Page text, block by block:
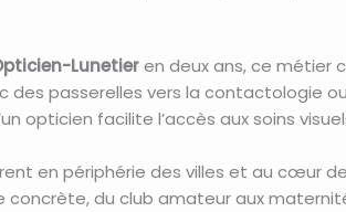
Lunetieren deux ans, ce métier
des passerelles vers la contactologie
opticien facilite l’accès aux soins
en périphérie des villes et au cœur
du club amateur aux